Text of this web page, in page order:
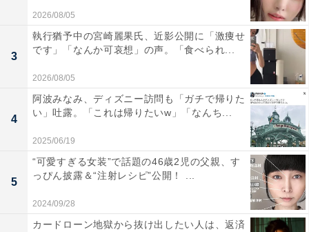
2026/08/05
3
執行猶予中の宮崎麗果氏、近影公開に「激痩せ
です」「なんか可哀想」の声。「食べられ...
2026/08/05
4
阿波みなみ、ディズニー訪問も「ガチで帰りた
い」吐露。「これは帰りたいw」「なんち...
2025/06/19
5
“可愛すぎる女装”で話題の46歳2児の父親、す
っぴん披露＆“注射レシピ”公開！ ...
2024/09/28
カードローン地獄から抜け出したい人は、返済